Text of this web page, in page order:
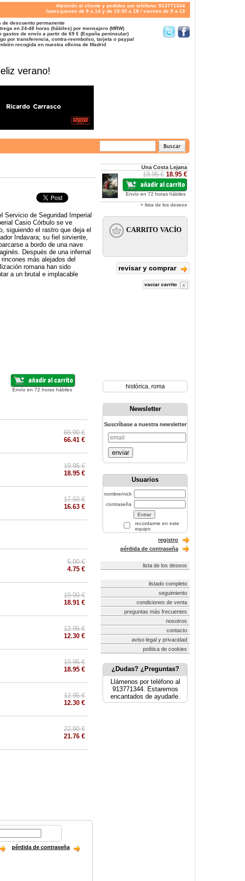
Atención al cliente y pedidos por teléfono: 913771344
lunes-jueves de 9 a 14 y de 15:30 a 18 / viernes de 9 a 13
de descuento permanente
en 24-48 horas (hábiles) por mensajero (MRW)
gastos de envío a partir de 69 € (España peninsular)
por transferencia, contra-reembolso, tarjeta o paypal
recogida en nuestra oficina de Madrid
verano!
Servicio de Seguridad Imperial
Casio Córbulo se ve
siguiendo el rastro que deja el
Indavara; su fiel sirviente,
a bordo de una nave
Después de una infernal
más alejados del
romana han sido
a un brutal e implacable
Envío en 72 horas hábiles
69.90 €
66.41 €
19.95 €
18.95 €
17.50 €
16.63 €
5.00 €
4.75 €
19.90 €
18.91 €
12.95 €
12.30 €
19.95 €
18.95 €
12.95 €
12.30 €
22.90 €
21.76 €
pérdida de contraseña
Una Costa Lejana
19.95 € 18.95 €
Envío en 72 horas hábiles
+ lista de los deseos
revisar y comprar
vaciar carrito
histórica, roma
Newsletter
Suscríbase a nuestra newsletter
enviar
Usuarios
nombre/nick
contraseña
recordarme en este
equipo
registro
pérdida de contraseña
lista de los deseos
listado completo
seguimiento
condiciones de venta
preguntas más frecuentes
nosotros
contacto
aviso legal y privacidad
política de cookies
¿Dudas? ¿Preguntas?
Llámenos por teléfono al
913771344. Estaremos
encantados de ayudarle.